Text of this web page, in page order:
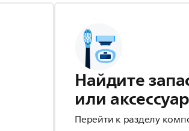
Найдите
или аксессуар
Перейти к разделу